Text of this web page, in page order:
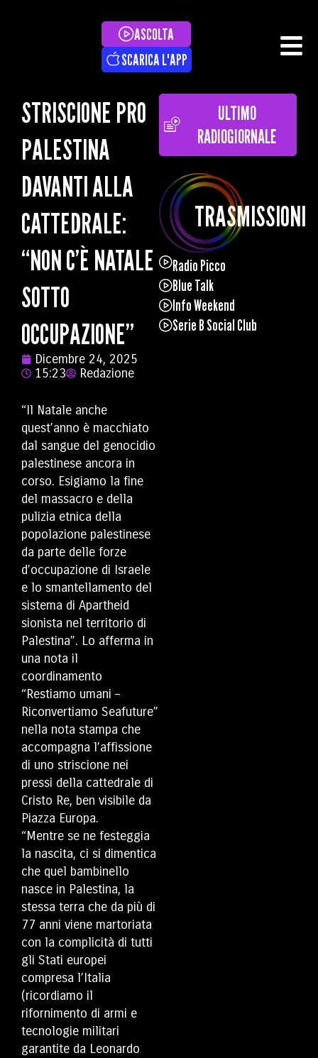
ASCOLTA
SCARICA L'APP
STRISCIONE PRO
PALESTINA
DAVANTI ALLA
CATTEDRALE:
“NON C’È NATALE
SOTTO
OCCUPAZIONE”
Dicembre 24, 2025
15:23
Redazione
“Il Natale anche
quest’anno è macchiato
dal sangue del genocidio
palestinese ancora in
corso. Esigiamo la fine
del massacro e della
pulizia etnica della
popolazione palestinese
da parte delle forze
d’occupazione di Israele
e lo smantellamento del
sistema di Apartheid
sionista nel territorio di
Palestina”. Lo afferma in
una nota il
coordinamento
“Restiamo umani –
Riconvertiamo Seafuture”
nella nota stampa che
accompagna l’affissione
di uno striscione nei
pressi della cattedrale di
Cristo Re, ben visibile da
Piazza Europa.
“Mentre se ne festeggia
la nascita, ci si dimentica
che quel bambinello
nasce in Palestina, la
stessa terra che da più di
77 anni viene martoriata
con la complicità di tutti
gli Stati europei
compresa l’Italia
(ricordiamo il
rifornimento di armi e
tecnologie militari
garantite da Leonardo
ULTIMO
RADIOGIORNALE
TRASMISSIONI
Radio Picco
Blue Talk
Info Weekend
Serie B Social Club